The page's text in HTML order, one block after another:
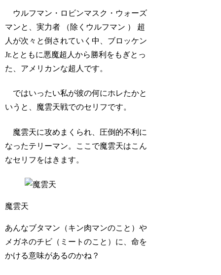
ウルフマン・ロビンマスク・ウォーズ
マンと、実力者 （除くウルフマン ） 超
人が次々と倒されていく中、ブロッケン
Jr.とともに悪魔超人から勝利をもぎとっ
た、アメリカンな超人です。
ではいったい私が彼の何にホレたかと
いうと、魔雲天戦でのセリフです。
魔雲天に攻めまくられ、圧倒的不利に
なったテリーマン。ここで魔雲天はこん
なセリフをはきます。
魔雲天
あんなブタマン（キン肉マンのこと）や
メガネのチビ（ミートのこと）に、命を
かける意味があるのかね？